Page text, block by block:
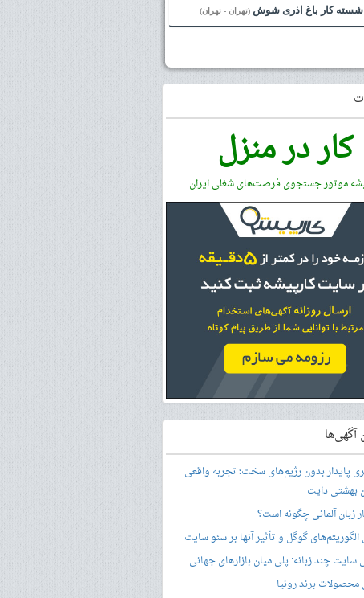
شسته کار باغ اذری شوش (تهران - تهران)
کار در منزل
موتور جستجوی فرصت‌های شغلی ایران
پایدار بدون رژیم‌های سخت؛ تجربه واقعی
بهشتی دایت
زبان آلمانی چگونه است؟
گوگل و تأثیر آنها بر سئو سایت
چند زبانه: پلی میان بازارهای جهانی
برند رونیا